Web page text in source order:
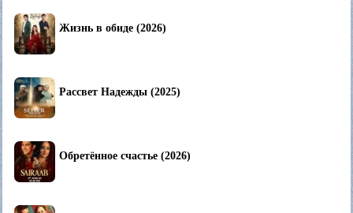
Жизнь в обиде (2026)
Рассвет Надежды (2025)
Обретённое счастье (2026)